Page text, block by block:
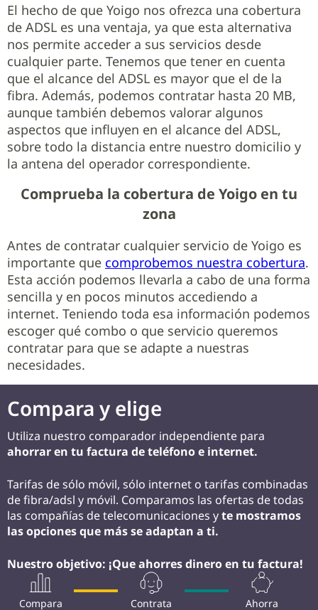
El hecho de que Yoigo nos ofrezca una cobertura
de ADSL es una ventaja, ya que esta alternativa
nos permite acceder a sus servicios desde
cualquier parte. Tenemos que tener en cuenta
que el alcance del ADSL es mayor que el de la
fibra. Además, podemos contratar hasta 20 MB,
aunque también debemos valorar algunos
aspectos que influyen en el alcance del ADSL,
sobre todo la distancia entre nuestro domicilio y
la antena del operador correspondiente.
Comprueba la cobertura de Yoigo en tu
zona
Antes de contratar cualquier servicio de Yoigo es
importante que comprobemos nuestra cobertura.
Esta acción podemos llevarla a cabo de una forma
sencilla y en pocos minutos accediendo a
internet. Teniendo toda esa información podemos
escoger qué combo o que servicio queremos
contratar para que se adapte a nuestras
necesidades.
Compara y elige
Utiliza nuestro comparador independiente para
ahorrar en tu factura de teléfono e internet.
Tarifas de sólo móvil, sólo internet o tarifas combinadas
de fibra/adsl y móvil. Comparamos las ofertas de todas
las compañías de telecomunicaciones yte mostramos
las opciones que más se adaptan a ti.
Nuestro objetivo: ¡Que ahorres dinero en tu factura!
Compara Contrata Ahorra